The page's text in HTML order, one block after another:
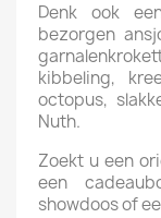
Denk ook
bezorgen
kibbeling,
octopus,
Nuth.
Zoekt u een
een
showdoos of